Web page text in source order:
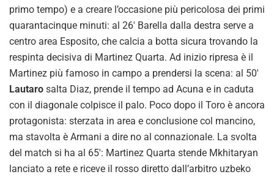
primo tempo) e a creare l’occasione più pericolosa dei primi
quarantacinque minuti: al 26′ Barella dalla destra serve a
centro area Esposito, che calcia a botta sicura trovando la
respinta decisiva di Martinez Quarta. Ad inizio ripresa è il
Martinez più famoso in campo a prendersi la scena: al 50′
Lautaro salta Diaz, prende il tempo ad Acuna e in caduta
con il diagonale colpisce il palo. Poco dopo il Toro è ancora
protagonista: sterzata in area e conclusione col mancino,
ma stavolta è Armani a dire no al connazionale. La svolta
del match si ha al 65′: Martinez Quarta stende Mkhitaryan
lanciato a rete e riceve il rosso diretto dall’arbitro uzbeko